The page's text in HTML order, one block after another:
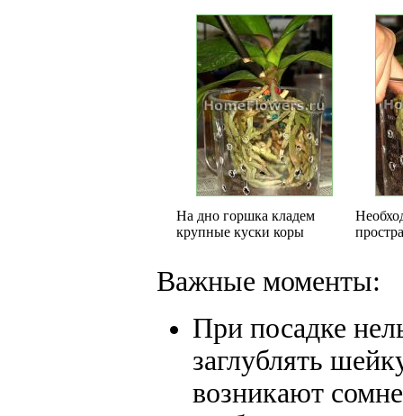
На дно горшка кладем
крупные куски коры
Важные моменты:
При посадке
заглублять
возникают